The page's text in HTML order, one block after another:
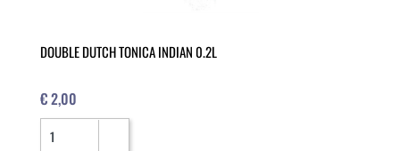
DOUBLE DUTCH TONICA INDIAN 0.2L
€ 2,00
Quantità